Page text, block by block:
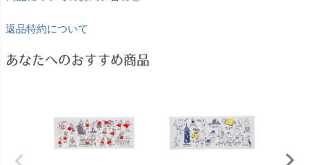
返品特約について
あなたへのおすすめ商品